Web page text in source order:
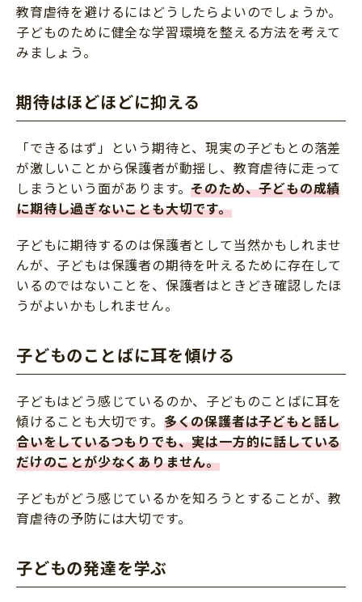
教育虐待を避けるにはどうしたらよいのでしょうか。
子どものために健全な学習環境を整える方法を考えて
みましょう。
期待はほどほどに抑える
「できるはず」という期待と、現実の子どもとの落差
が激しいことから保護者が動揺し、教育虐待に走って
しまうという面があります。そのため、子どもの成績
に期待し過ぎないことも大切です。
子どもに期待するのは保護者として当然かもしれませ
んが、子どもは保護者の期待を叶えるために存在して
いるのではないことを、保護者はときどき確認したほ
うがよいかもしれません。
子どものことばに耳を傾ける
子どもはどう感じているのか、子どものことばに耳を
傾けることも大切です。 多くの保護者は子どもと話し
合いをしているつもりでも、実は一方的に話している
だけのことが少なくありません。
子どもがどう感じているかを知ろうとすることが、教
育虐待の予防には大切です。
子どもの発達を学ぶ